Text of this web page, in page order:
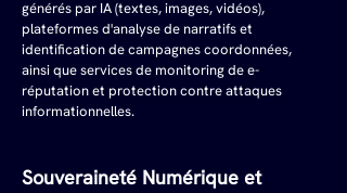
générés par IA (textes, images, vidéos),
plateformes d'analyse de narratifs et
identification de campagnes coordonnées,
ainsi que services de monitoring de e-
réputation et protection contre attaques
informationnelles.
Souveraineté Numérique et